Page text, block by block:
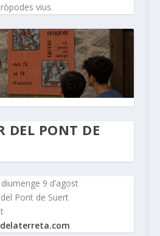
vius.
DEL PONT DE
9 d’agost
Pont de Suert